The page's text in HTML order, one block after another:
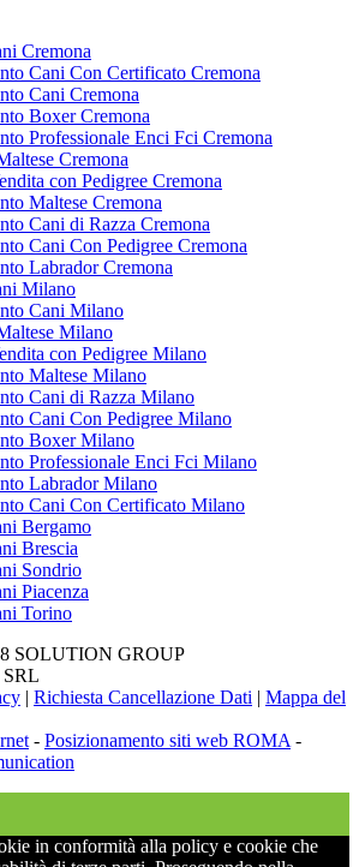
Cremona
Cani Con Certificato Cremona
Cani Cremona
Boxer Cremona
Professionale Enci Fci Cremona
Cremona
con Pedigree Cremona
Maltese Cremona
Cani di Razza Cremona
Cani Con Pedigree Cremona
Labrador Cremona
Milano
Cani Milano
Milano
con Pedigree Milano
Maltese Milano
Cani di Razza Milano
Cani Con Pedigree Milano
Boxer Milano
Professionale Enci Fci Milano
Labrador Milano
Cani Con Certificato Milano
Bergamo
Brescia
Sondrio
Piacenza
Torino
SOLUTION GROUP
| Richiesta Cancellazione Dati | Mappa del
- Posizionamento siti web ROMA -
in conformità alla policy e cookie che